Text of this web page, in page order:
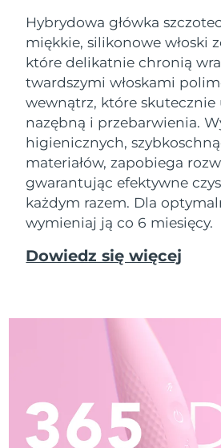
Hybrydowa główka
miękkie, silikonowe włoski
które delikatnie chronią
twardszymi włoskami
wewnątrz, które skutecznie
nazębną i przebarwienia.
higienicznych,
materiałów, zapobiega
gwarantując efektywne
każdym razem. Dla
wymieniaj ją co 6 miesięcy.
Dowiedz się więcej